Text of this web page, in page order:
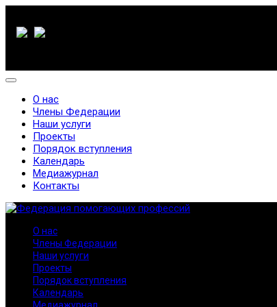
О нас
Члены Федерации
Наши услуги
Проекты
Порядок вступления
Календарь
Медиажурнал
Контакты
О нас
Члены Федерации
Наши услуги
Проекты
Порядок вступления
Календарь